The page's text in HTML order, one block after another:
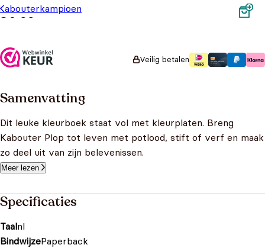
6,99
Veilig betalen
Samenvatting
Dit leuke kleurboek staat vol met kleurplaten. Breng
Kabouter Plop tot leven met potlood, stift of verf en maak
zo deel uit van zijn belevenissen.
Meer lezen
Specificaties
Taalnl
BindwijzePaperback